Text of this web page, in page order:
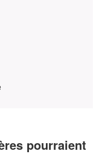
pourraient